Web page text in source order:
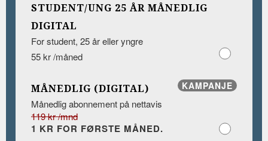
STUDENT/UNG 25 ÅR MÅNEDLIG
DIGITAL
For student, 25 år eller yngre
55 kr /måned
KAMPANJE
MÅNEDLIG (DIGITAL)
Månedlig abonnement på nettavis
119 kr /mnd
1 KR FOR FØRSTE MÅNED.